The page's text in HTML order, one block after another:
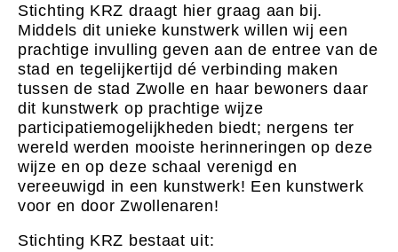
Stichting KRZ draagt hier graag aan bij.
Middels dit unieke kunstwerk willen wij een
prachtige invulling geven aan de entree van de
stad en tegelijkertijd dé verbinding maken
tussen de stad Zwolle en haar bewoners daar
dit kunstwerk op prachtige wijze
participatiemogelijkheden biedt; nergens ter
wereld werden mooiste herinneringen op deze
wijze en op deze schaal verenigd en
vereeuwigd in een kunstwerk! Een kunstwerk
voor en door Zwollenaren!
Stichting KRZ bestaat uit: